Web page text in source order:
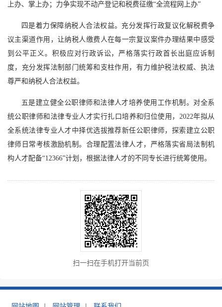
上办、掌上办；力争实现不动产登记和税费征缴“全流程网上办”
四是着力保障纳税人合法权益。充分发挥行政复议化解税费争
议主渠道作用，让纳税人缴费人在每一宗复议案件办理结果中感受
到公平正义。积极应对行政诉讼，严格落实行政首长出庭应诉制
度，充分发挥法制部门统筹和支柱作用，有力维护税法权威、执法
尊严和纳税人合法权益。
五是建立健全公职律师和法律人才培养使用工作机制。对全系
统公职律师和法律专业人才实行扎口培养和归位使用，2022年拟从
全系统法律专业人才中择优选拔推荐新任公职律师，探索建立公职
律师日常考核激励机制。合理配置法律人才，严格落实省局法制机
构人才配备“12366”计划，根据法律人才的不同专长进行统筹使用。
扫一扫在手机打开当前页